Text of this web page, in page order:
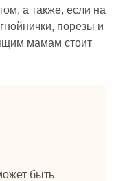
а также, если на
порезы и
мамам стоит
быть